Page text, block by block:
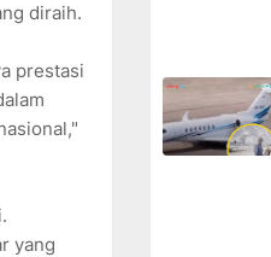
diraih.
prestasi
yang